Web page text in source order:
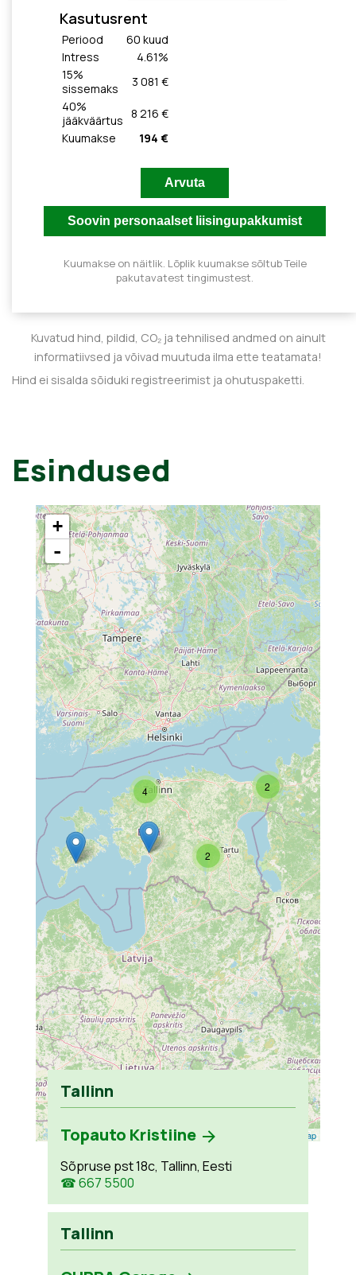
Kasutusrent
Periood 60 kuud
Intress
4.61%
15%
sissemaks
3 081 €
40%
jääkväärtus 8 216 €
Kuumakse
194 €
Kuumakse on näitlik. Lõplik kuumakse sõltub Teile
pakutavatest tingimustest.
Kuvatud hind, pildid, CO₂ ja tehnilised andmed on ainult
informatiivsed ja võivad muutuda ilma ette teatamata!
Hind ei sisalda sõiduki registreerimist ja ohutuspaketti.
Esindused
2
2
4
+
-
Leaflet OpenStreetMap
Tallinn
Topauto Kristiine
Sõpruse pst 18c, Tallinn, Eesti
☎ 667 5500
Tallinn